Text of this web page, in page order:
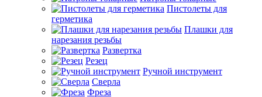
Пистолеты для
герметика
Плашки для
нарезания резьбы
Развертка
Резец
Ручной инструмент
Сверла
Фреза